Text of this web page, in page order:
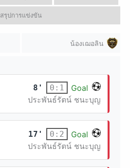
สรุปการแข่งขัน
น้องเฌอลิน
8' 0:1
Goal
ประพันธ์รัตน์ ชนะบุญ
17' 0:2
Goal
ประพันธ์รัตน์ ชนะบุญ